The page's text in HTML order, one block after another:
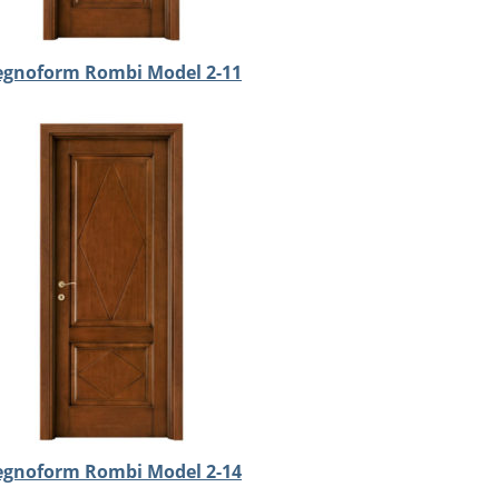
Rombi Model 2-11
Rombi Model 2-14